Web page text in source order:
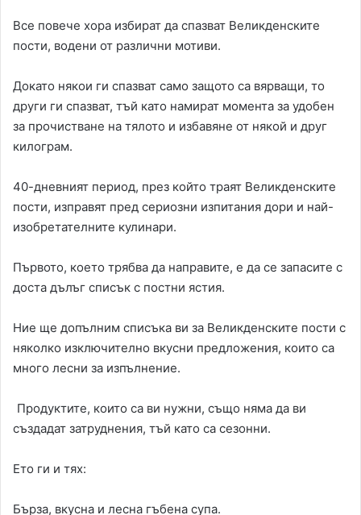
Все повече хора избират да спазват Великденските
пости, водени от различни мотиви.
Докато някои ги спазват само защото са вярващи, то
други ги спазват, тъй като намират момента за удобен
за прочистване на тялото и избавяне от някой и друг
килограм.
40-дневният период, през който траят Великденските
пости, изправят пред сериозни изпитания дори и най-
изобретателните кулинари.
Първото, което трябва да направите, е да се запасите с
доста дълъг списък с постни ястия.
Ние ще допълним списъка ви за Великденските пости с
няколко изключително вкусни предложения, които са
много лесни за изпълнение.
Продуктите, които са ви нужни, също няма да ви
създадат затруднения, тъй като са сезонни.
Ето ги и тях:
Бърза, вкусна и лесна гъбена супа.